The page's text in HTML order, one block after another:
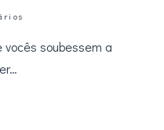
vocês soubessem a